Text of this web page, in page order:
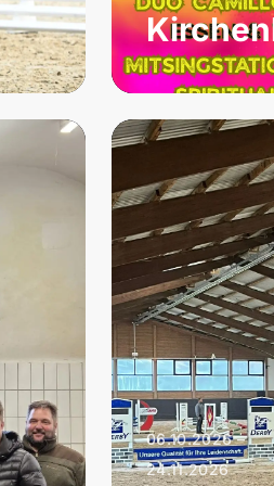
06.10.2026 –
24.11.2026